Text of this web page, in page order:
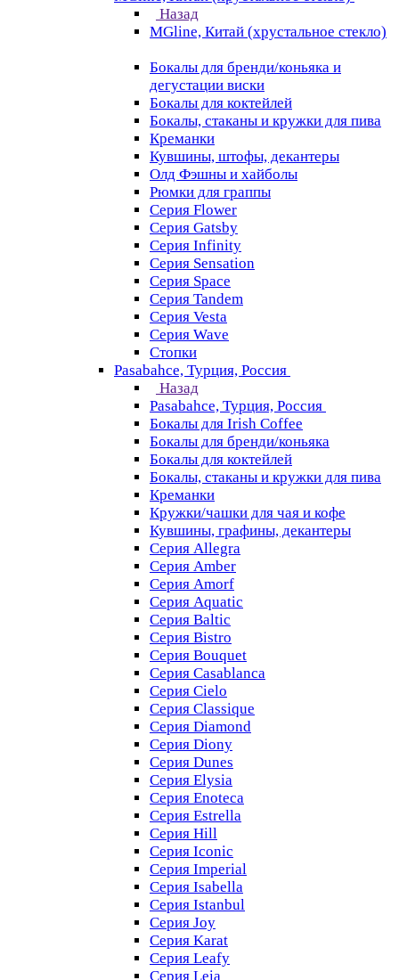
Назад
MGline, Китай (хрустальное стекло)
Бокалы для бренди/коньяка и
дегустации виски
Бокалы для коктейлей
Бокалы, стаканы и кружки для пива
Креманки
Кувшины, штофы, декантеры
Олд Фэшны и хайболы
Рюмки для граппы
Серия Flower
Серия Gatsby
Серия Infinity
Серия Sensation
Серия Space
Серия Tandem
Серия Vesta
Серия Wave
Стопки
Pasabahce, Турция, Россия
Назад
Pasabahce, Турция, Россия
Бокалы для Irish Coffee
Бокалы для бренди/коньяка
Бокалы для коктейлей
Бокалы, стаканы и кружки для пива
Креманки
Кружки/чашки для чая и кофе
Кувшины, графины, декантеры
Серия Allegra
Серия Amber
Серия Amorf
Серия Aquatic
Серия Baltic
Серия Bistro
Серия Bouquet
Серия Casablanсa
Серия Cielo
Серия Classique
Серия Diamond
Серия Diony
Серия Dunes
Серия Elysia
Серия Enoteca
Серия Estrella
Серия Hill
Серия Iconic
Серия Imperial
Серия Isabella
Серия Istanbul
Серия Joy
Серия Karat
Серия Leafy
Серия Leia